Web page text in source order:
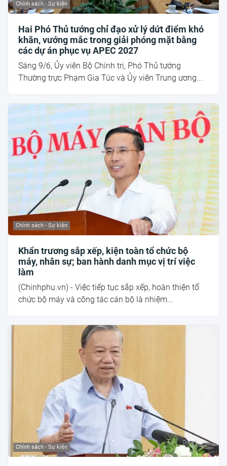
Chính sách - Sự kiện
Hai Phó Thủ tướng chỉ đạo xử lý dứt điểm khó
khăn, vướng mắc trong giải phóng mặt bằng
các dự án phục vụ APEC 2027
Sáng 9/6, Ủy viên Bộ Chính trị, Phó Thủ tướng
Thường trực Phạm Gia Túc và Ủy viên Trung ương...
Chính sách - Sự kiện
Khẩn trương sắp xếp, kiện toàn tổ chức bộ
máy, nhân sự; ban hành danh mục vị trí việc
làm
(Chinhphu.vn) - Việc tiếp tục sắp xếp, hoàn thiện tổ
chức bộ máy và công tác cán bộ là nhiệm...
Chính sách - Sự kiện